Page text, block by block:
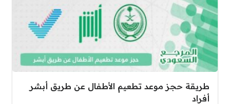
طريقة حجز موعد تطعيم الأطفال عن طريق أبشر
أفراد